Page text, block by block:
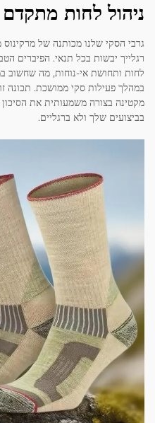
ניהול לחות מתקדם
גרבי הסקי שלנו מכותנה של מרקינוס
רגלייך יבשות בכל תנאי. הפיברים
לחות ותחושת אי-נוחות, מה שחשוב
במהלך פעילות סקי ממושכת. תכונה
מקטינה בצורה משמעותית את
בביצועים שלך ולא ברגליים.